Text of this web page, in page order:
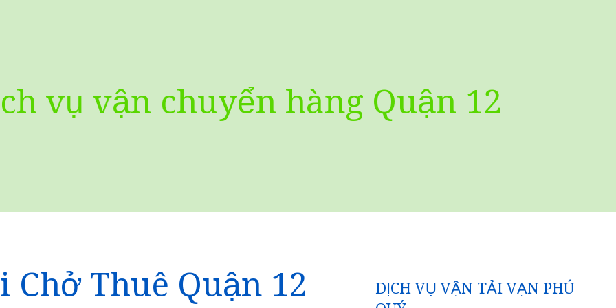
vụ vận chuyển hàng Quận 12
Chở Thuê Quận 12
DỊCH VỤ VẬN TẢI VẠN PHÚ